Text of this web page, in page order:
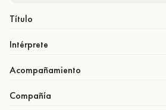
Título
Intérprete
Acompañamiento
Compañía